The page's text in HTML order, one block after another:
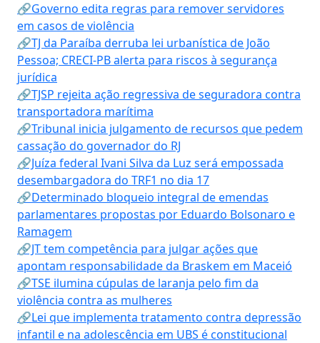
🔗Governo edita regras para remover servidores
em casos de violência
🔗TJ da Paraíba derruba lei urbanística de João
Pessoa; CRECI-PB alerta para riscos à segurança
jurídica
🔗TJSP rejeita ação regressiva de seguradora contra
transportadora marítima
🔗Tribunal inicia julgamento de recursos que pedem
cassação do governador do RJ
🔗Juíza federal Ivani Silva da Luz será empossada
desembargadora do TRF1 no dia 17
🔗Determinado bloqueio integral de emendas
parlamentares propostas por Eduardo Bolsonaro e
Ramagem
🔗JT tem competência para julgar ações que
apontam responsabilidade da Braskem em Maceió
🔗TSE ilumina cúpulas de laranja pelo fim da
violência contra as mulheres
🔗Lei que implementa tratamento contra depressão
infantil e na adolescência em UBS é constitucional